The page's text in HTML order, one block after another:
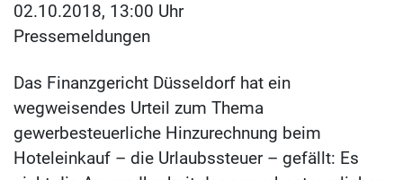
02.10.2018, 13:00 Uhr
Pressemeldungen
Das Finanzgericht Düsseldorf hat ein
wegweisendes Urteil zum Thema
gewerbesteuerliche Hinzurechnung beim
Hoteleinkauf – die Urlaubssteuer – gefällt: Es